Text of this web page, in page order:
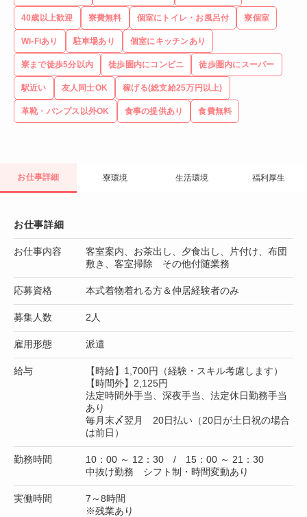
40歳以上歓迎 寮費無料 個室にトイレ・お風呂付 寮個室
Wi-Fiあり 駐車場あり 個室にキッチンあり
寮まで徒歩5分以内 徒歩圏内にコンビニ 徒歩圏内にスーパー
駅近い 友人同士OK 稼げる(総支給25万円以上)
革靴・パンプス以外OK 食事の提供あり 食費無料
お仕事詳細 寮環境 生活環境 福利厚生
お仕事詳細
お仕事内容
客室案内、お茶出し、夕食出し、片付け、布団
敷き、客室掃除 その他付随業務
応募資格 本式着物着れる方＆仲居経験者のみ
募集人数 2人
雇用形態 派遣
給与
【時給】1,700円（経験・スキル考慮します）
【時間外】2,125円
法定時間外手当、深夜手当、法定休日勤務手当
あり
毎月末〆翌月 20日払い（20日が土日祝の場合
は前日）
勤務時間
10：00 ～ 12：30 / 15：00 ～ 21：30
中抜け勤務 シフト制・時間変動あり
実働時間
7～8時間
※残業あり